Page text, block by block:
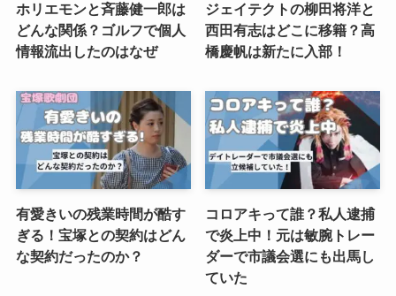
ホリエモンと斉藤健一郎は
どんな関係？ゴルフで個人
情報流出したのはなぜ
ジェイテクトの柳田将洋と
西田有志はどこに移籍？高
橋慶帆は新たに入部！
有愛きいの残業時間が酷す
ぎる！宝塚との契約はどん
な契約だったのか？
コロアキって誰？私人逮捕
で炎上中！元は敏腕トレー
ダーで市議会選にも出馬し
ていた